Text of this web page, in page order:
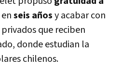
enseis añosy acabar con
que reciben
donde estudian la
chilenos.